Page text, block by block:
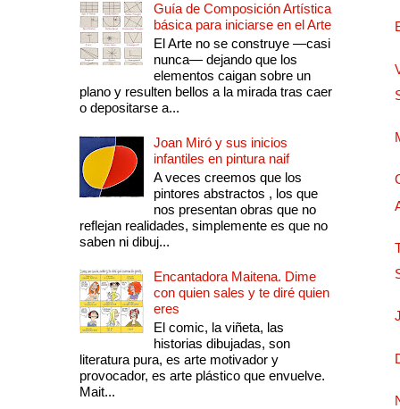
Guía de Composición Artística
básica para iniciarse en el Arte
El Arte no se construye —casi
nunca— dejando que los
elementos caigan sobre un
plano y resulten bellos a la mirada tras caer
o depositarse a...
Joan Miró y sus inicios
infantiles en pintura naif
A veces creemos que los
pintores abstractos , los que
nos presentan obras que no
reflejan realidades, simplemente es que no
saben ni dibuj...
Encantadora Maitena. Dime
con quien sales y te diré quien
eres
El comic, la viñeta, las
historias dibujadas, son
literatura pura, es arte motivador y
provocador, es arte plástico que envuelve.
Mait...